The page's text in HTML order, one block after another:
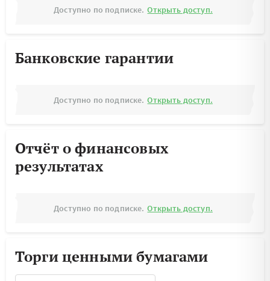
Доступно по подписке. Открыть доступ.
Банковские гарантии
Доступно по подписке. Открыть доступ.
Отчёт о финансовых
результатах
Доступно по подписке. Открыть доступ.
Торги ценными бумагами